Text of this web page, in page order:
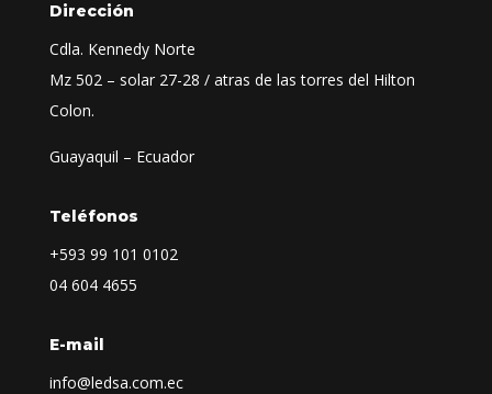
Dirección
Cdla. Kennedy Norte
Mz 502 – solar 27-28 / atras de las torres del Hilton
Colon.
Guayaquil – Ecuador
Teléfonos
+593 99 101 0102
04 604 4655
E-mail
info@ledsa.com.ec